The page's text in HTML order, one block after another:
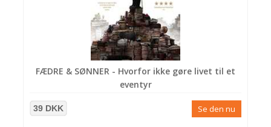
FÆDRE & SØNNER - Hvorfor ikke gøre livet til et
eventyr
39 DKK Se den nu